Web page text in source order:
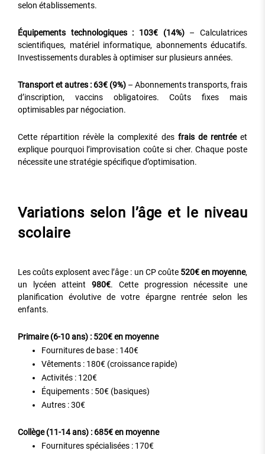
selon établissements.
Équipements technologiques : 103€ (14%)– Calculatrices
scientifiques, matériel informatique, abonnements éducatifs.
Investissements durables à optimiser sur plusieurs années.
Transport et autres : 63€ (9%) – Abonnements transports, frais
d’inscription, vaccins obligatoires. Coûts fixes mais
optimisables par négociation.
Cette répartition révèle la complexité des frais de rentréeet
explique pourquoi l’improvisation coûte si cher. Chaque poste
nécessite une stratégie spécifique d’optimisation.
Variations selon l’âge et le niveau
scolaire
Les coûts explosent avec l’âge : un CP coûte 520€ en moyenne,
un lycéen atteint980€. Cette progression nécessite une
planification évolutive de votre épargne rentrée selon les
enfants.
Primaire (6-10 ans) : 520€ en moyenne
Fournitures de base : 140€
Vêtements : 180€ (croissance rapide)
Activités : 120€
Équipements : 50€ (basiques)
Autres : 30€
Collège (11-14 ans) : 685€ en moyenne
Fournitures spécialisées : 170€